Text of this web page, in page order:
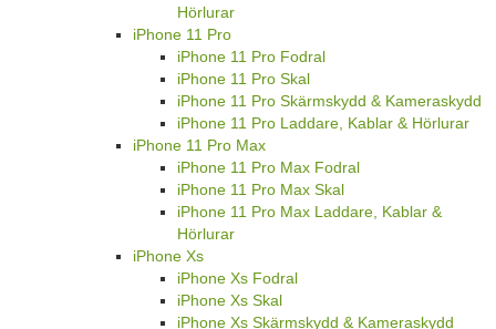
Hörlurar
iPhone 11 Pro
iPhone 11 Pro Fodral
iPhone 11 Pro Skal
iPhone 11 Pro Skärmskydd & Kameraskydd
iPhone 11 Pro Laddare, Kablar & Hörlurar
iPhone 11 Pro Max
iPhone 11 Pro Max Fodral
iPhone 11 Pro Max Skal
iPhone 11 Pro Max Laddare, Kablar &
Hörlurar
iPhone Xs
iPhone Xs Fodral
iPhone Xs Skal
iPhone Xs Skärmskydd & Kameraskydd